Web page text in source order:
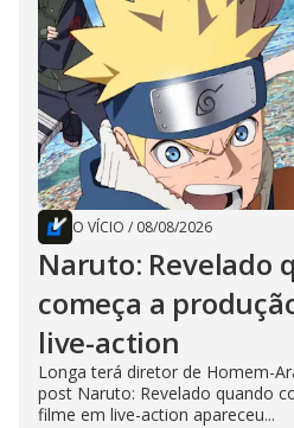
O VÍCIO / 08/08/2026
Naruto: Revelado
começa a
live-action
Longa terá diretor de Homem-
post Naruto: Revelado quando
filme em live-action apareceu...